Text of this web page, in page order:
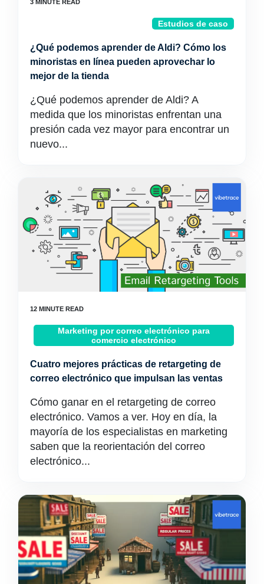
Estudios de caso
¿Qué podemos aprender de Aldi? Cómo los
minoristas en línea pueden aprovechar lo
mejor de la tienda
¿Qué podemos aprender de Aldi? A
medida que los minoristas enfrentan una
presión cada vez mayor para encontrar un
nuevo...
Marketing por correo electrónico para
comercio electrónico
Cuatro mejores prácticas de retargeting de
correo electrónico que impulsan las ventas
Cómo ganar en el retargeting de correo
electrónico. Vamos a ver. Hoy en día, la
mayoría de los especialistas en marketing
saben que la reorientación del correo
electrónico...